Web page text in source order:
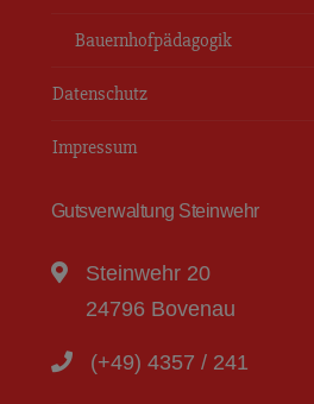
Bauernhofpädagogik
Datenschutz
Impressum
Gutsverwaltung Steinwehr
Steinwehr 20
24796 Bovenau
(+49) 4357 / 241